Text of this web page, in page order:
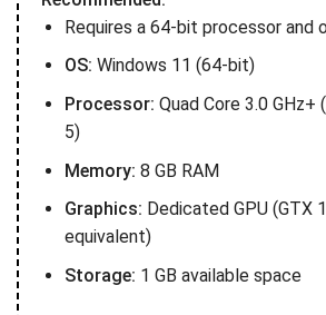
Requires a 64-bit processor and
OS: Windows 11 (64-bit)
Processor: Quad Core 3.0
5)
Memory: 8 GB RAM
Graphics: Dedicated GPU (GTX
equivalent)
Storage: 1 GB available space